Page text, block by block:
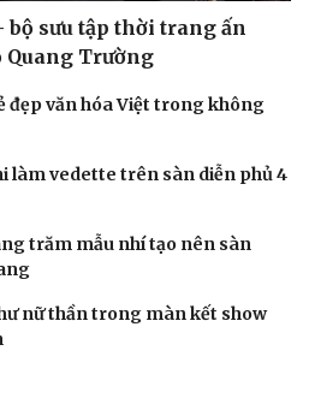
bộ sưu tập thời trang ấn
Quang Trường
đẹp văn hóa Việt trong không
làm vedette trên sàn diễn phủ 4
trăm mẫu nhí tạo nên sàn
nữ thần trong màn kết show